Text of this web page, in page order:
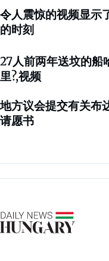
令人震惊的视频显示
的时刻
27人前两年送坟的船
里?,视频
地方议会提交有关布
请愿书